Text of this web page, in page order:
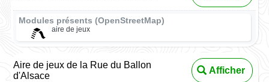
Modules présents (OpenStreetMap)
aire de jeux
Aire de jeux de la Rue du Ballon
d'Alsace
Afficher